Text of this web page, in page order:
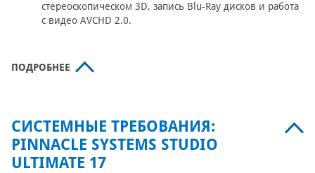
стереоскопическом 3D, запись Blu-Ray дисков и работа
с видео AVCHD 2.0.
ПОДРОБНЕЕ
СИСТЕМНЫЕ ТРЕБОВАНИЯ:
PINNACLE SYSTEMS STUDIO
ULTIMATE 17